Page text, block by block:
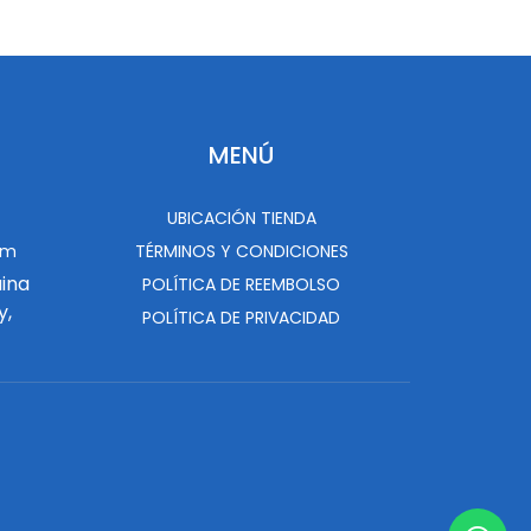
MENÚ
UBICACIÓN TIENDA
TÉRMINOS Y CONDICIONES
POLÍTICA DE REEMBOLSO
POLÍTICA DE PRIVACIDAD